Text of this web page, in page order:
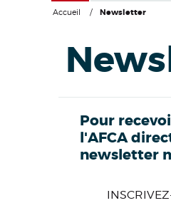
Accueil / Newsletter
Pour
l'AFCA
newsletter